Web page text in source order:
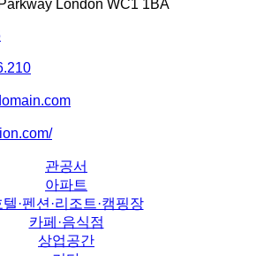
London WC1 1BA
관공서
아파트
텔·펜션·리조트·캠핑장
카페·음식점
상업공간